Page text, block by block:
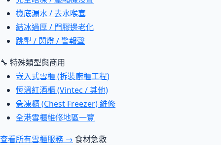
機底漏水 / 去水喉塞
結冰過厚 / 門膠邊老化
跳掣 / 閃燈 / 警報聲
🔧 特殊類型與商用
嵌入式雪櫃 (拆裝廚櫃工程)
恆溫紅酒櫃 (Vintec / 其他)
急凍櫃 (Chest Freezer) 維修
全港雪櫃維修地區一覽
查看所有雪櫃服務 → 食材急救